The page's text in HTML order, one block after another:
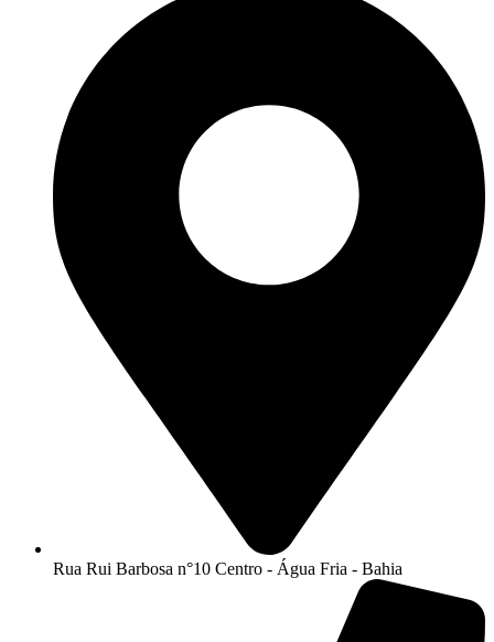
Rua Rui Barbosa n°10 Centro - Água Fria - Bahia